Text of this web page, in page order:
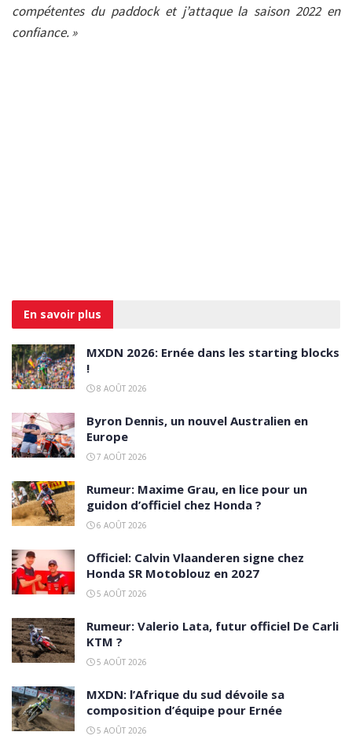
compétentes du paddock et j’attaque la saison 2022 en
confiance. »
En savoir plus
MXDN 2026: Ernée dans les starting blocks
!
8 AOÛT 2026
Byron Dennis, un nouvel Australien en
Europe
7 AOÛT 2026
Rumeur: Maxime Grau, en lice pour un
guidon d’officiel chez Honda ?
6 AOÛT 2026
Officiel: Calvin Vlaanderen signe chez
Honda SR Motoblouz en 2027
5 AOÛT 2026
Rumeur: Valerio Lata, futur officiel De Carli
KTM ?
5 AOÛT 2026
MXDN: l’Afrique du sud dévoile sa
composition d’équipe pour Ernée
5 AOÛT 2026